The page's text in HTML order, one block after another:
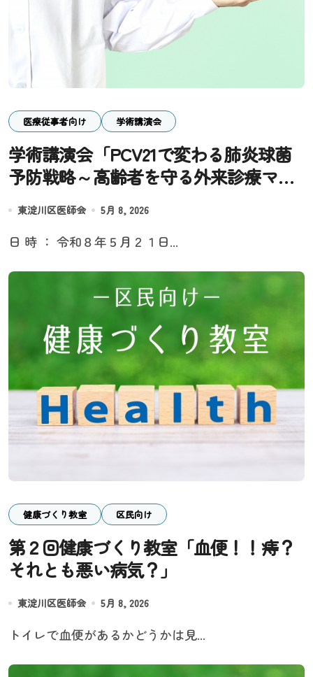
医療従事者向け 学術講演会
学術講演会「PCV21で変わる肺炎球菌
予防戦略～高齢者を守る外来診療マネ
ジメント～」
東淀川区医師会 5月 8, 2026
日 時 ： 令和８年５月２１日...
健康づくり教室 区民向け
第２回健康づくり教室「血便！！痔？
それとも悪い病気？」
東淀川区医師会 5月 8, 2026
トイレで血便があるかどうかは見...